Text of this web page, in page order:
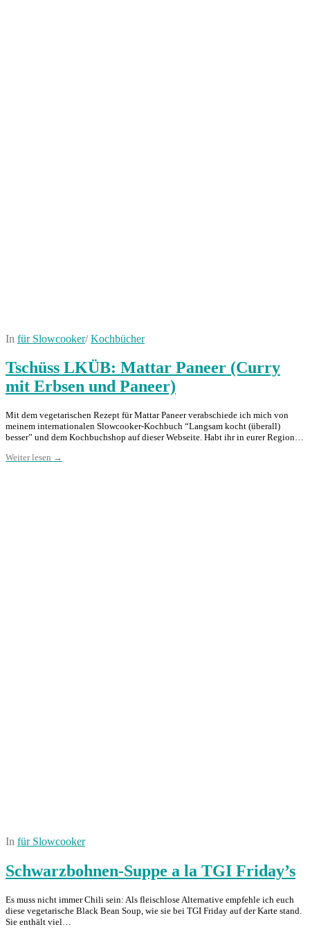
In für Slowcooker/ Kochbücher
Tschüss LKÜB: Mattar Paneer (Curry
mit Erbsen und Paneer)
Mit dem vegetarischen Rezept für Mattar Paneer verabschiede ich mich von
meinem internationalen Slowcooker-Kochbuch “Langsam kocht (überall)
besser” und dem Kochbuchshop auf dieser Webseite. Habt ihr in eurer Region…
Weiter lesen →
In für Slowcooker
Schwarzbohnen-Suppe a la TGI Friday’s
Es muss nicht immer Chili sein: Als fleischlose Alternative empfehle ich euch
diese vegetarische Black Bean Soup, wie sie bei TGI Friday auf der Karte stand.
Sie enthält viel…